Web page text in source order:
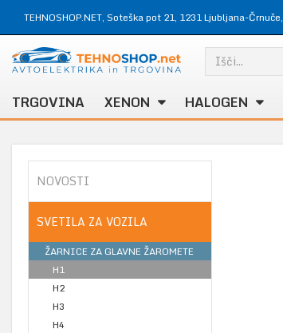
TEHNOSHOP.NET, Soteška pot 21, 1231 Ljubljana-Črnuče,
TRGOVINA XENON HALOGEN
NOVOSTI
SVETILA ZA VOZILA
ŽARNICE ZA GLAVNE ŽAROMETE
H1
H2
H3
H4